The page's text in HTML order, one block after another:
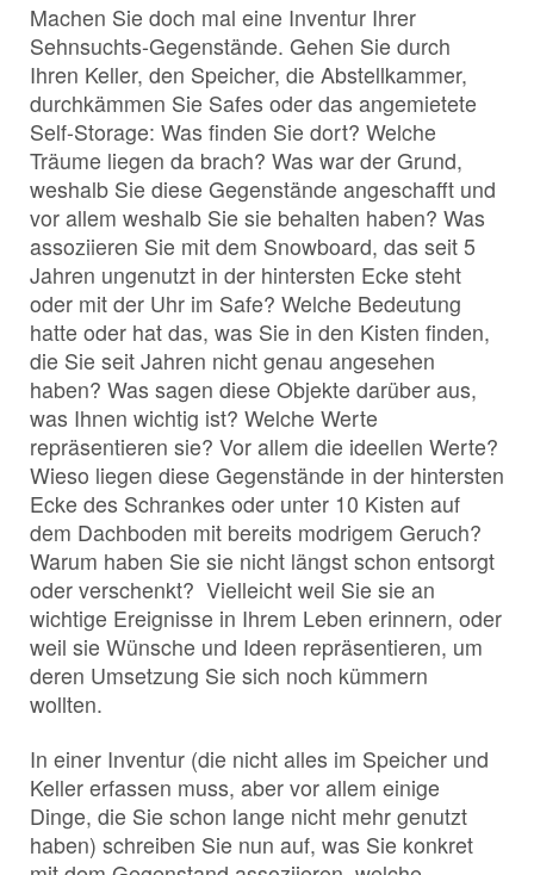
Machen Sie doch mal eine Inventur Ihrer
Sehnsuchts-Gegenstände. Gehen Sie durch
Ihren Keller, den Speicher, die Abstellkammer,
durchkämmen Sie Safes oder das angemietete
Self-Storage: Was finden Sie dort? Welche
Träume liegen da brach? Was war der Grund,
weshalb Sie diese Gegenstände angeschafft und
vor allem weshalb Sie sie behalten haben? Was
assoziieren Sie mit dem Snowboard, das seit 5
Jahren ungenutzt in der hintersten Ecke steht
oder mit der Uhr im Safe? Welche Bedeutung
hatte oder hat das, was Sie in den Kisten finden,
die Sie seit Jahren nicht genau angesehen
haben? Was sagen diese Objekte darüber aus,
was Ihnen wichtig ist? Welche Werte
repräsentieren sie? Vor allem die ideellen Werte?
Wieso liegen diese Gegenstände in der hintersten
Ecke des Schrankes oder unter 10 Kisten auf
dem Dachboden mit bereits modrigem Geruch?
Warum haben Sie sie nicht längst schon entsorgt
oder verschenkt? Vielleicht weil Sie sie an
wichtige Ereignisse in Ihrem Leben erinnern, oder
weil sie Wünsche und Ideen repräsentieren, um
deren Umsetzung Sie sich noch kümmern
wollten.
In einer Inventur (die nicht alles im Speicher und
Keller erfassen muss, aber vor allem einige
Dinge, die Sie schon lange nicht mehr genutzt
haben) schreiben Sie nun auf, was Sie konkret